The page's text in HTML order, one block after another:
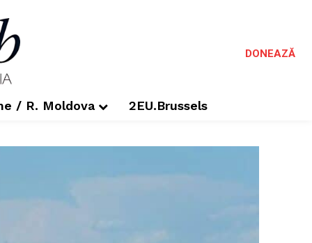
DONEAZĂ
/ R. Moldova 2EU.Brussels